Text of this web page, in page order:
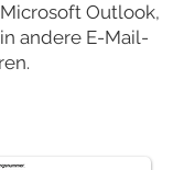
Outlook,
andere E-Mail-